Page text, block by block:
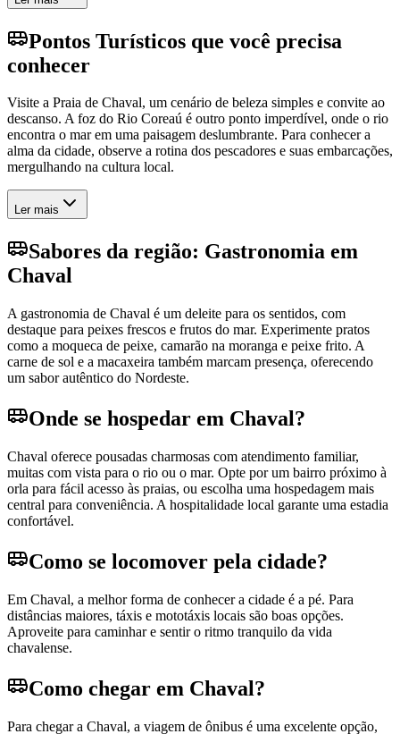
Pontos Turísticos que você precisa
conhecer
Visite a Praia de Chaval, um cenário de beleza simples e convite ao
descanso. A foz do Rio Coreaú é outro ponto imperdível, onde o rio
encontra o mar em uma paisagem deslumbrante. Para conhecer a
alma da cidade, observe a rotina dos pescadores e suas embarcações,
mergulhando na cultura local.
Ler mais
Sabores da região: Gastronomia em
Chaval
A gastronomia de Chaval é um deleite para os sentidos, com
destaque para peixes frescos e frutos do mar. Experimente pratos
como a moqueca de peixe, camarão na moranga e peixe frito. A
carne de sol e a macaxeira também marcam presença, oferecendo
um sabor autêntico do Nordeste.
Onde se hospedar em Chaval?
Chaval oferece pousadas charmosas com atendimento familiar,
muitas com vista para o rio ou o mar. Opte por um bairro próximo à
orla para fácil acesso às praias, ou escolha uma hospedagem mais
central para conveniência. A hospitalidade local garante uma estadia
confortável.
Como se locomover pela cidade?
Em Chaval, a melhor forma de conhecer a cidade é a pé. Para
distâncias maiores, táxis e mototáxis locais são boas opções.
Aproveite para caminhar e sentir o ritmo tranquilo da vida
chavalense.
Como chegar em Chaval?
Para chegar a Chaval, a viagem de ônibus é uma excelente opção,